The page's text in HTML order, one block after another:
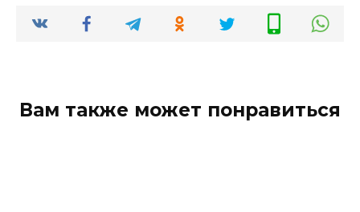
Вам также может понравиться